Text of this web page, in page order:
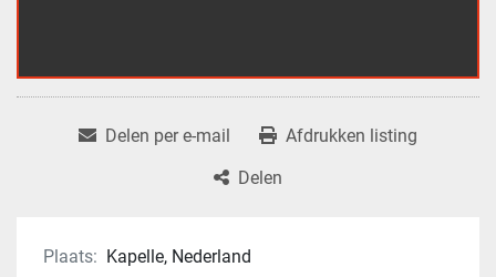
Delen per e-mail
Afdrukken listing
Delen
Plaats: Kapelle, Nederland